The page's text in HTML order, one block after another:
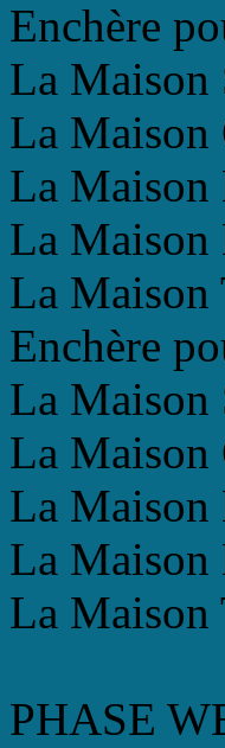
Enchère
La Maison
La Maison
La Maison
La Maison
La Maison
Enchère
La Maison
La Maison
La Maison
La Maison
La Maison
PHASE